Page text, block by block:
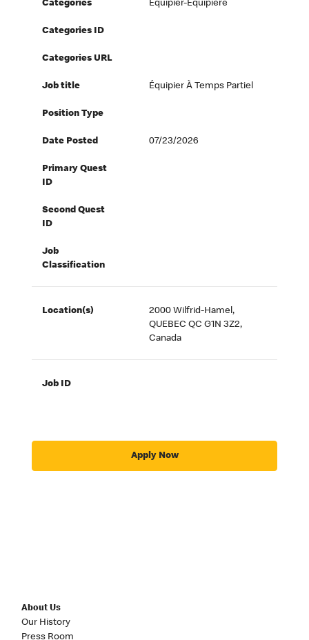
Categories Équipier-Équipière
Categories ID
Categories URL
Job title Équipier À Temps Partiel
Position Type
Date Posted 07/23/2026
Primary Quest
ID
Second Quest
ID
Job
Classification
Location(s)
2000 Wilfrid-Hamel,
QUEBEC QC G1N 3Z2,
Canada
Job ID
Apply Now
About Us
Our History
Press Room